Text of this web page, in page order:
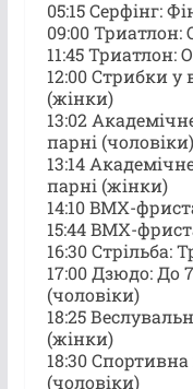
05:15 Серфінг:
09:00 Триатлон:
11:45 Триатлон:
12:00 Стрибки
(жінки)
13:02
парні (чоловіки)
13:14
парні (жінки)
14:10 BMX-
15:44 BMX-
16:30 Стрільба:
17:00 Дзюдо: До
(чоловіки)
18:25
(жінки)
18:30
(чоловіки)